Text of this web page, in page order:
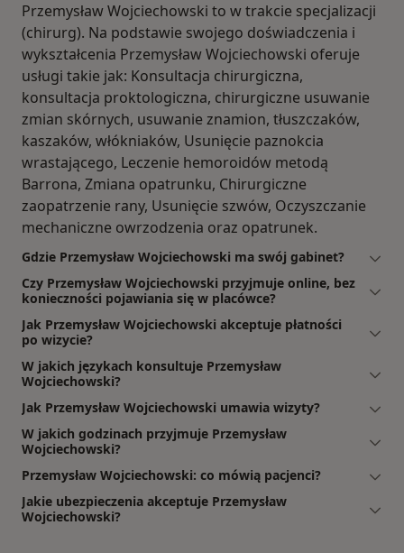
Przemysław Wojciechowski to w trakcie specjalizacji
(chirurg). Na podstawie swojego doświadczenia i
wykształcenia Przemysław Wojciechowski oferuje
usługi takie jak: Konsultacja chirurgiczna,
konsultacja proktologiczna, chirurgiczne usuwanie
zmian skórnych, usuwanie znamion, tłuszczaków,
kaszaków, włókniaków, Usunięcie paznokcia
wrastającego, Leczenie hemoroidów metodą
Barrona, Zmiana opatrunku, Chirurgiczne
zaopatrzenie rany, Usunięcie szwów, Oczyszczanie
mechaniczne owrzodzenia oraz opatrunek.
Gdzie Przemysław Wojciechowski ma swój gabinet?
Czy Przemysław Wojciechowski przyjmuje online, bez
konieczności pojawiania się w placówce?
Jak Przemysław Wojciechowski akceptuje płatności
po wizycie?
W jakich językach konsultuje Przemysław
Wojciechowski?
Jak Przemysław Wojciechowski umawia wizyty?
W jakich godzinach przyjmuje Przemysław
Wojciechowski?
Przemysław Wojciechowski: co mówią pacjenci?
Jakie ubezpieczenia akceptuje Przemysław
Wojciechowski?